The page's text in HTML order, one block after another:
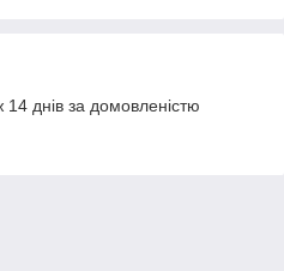
днів за домовленістю